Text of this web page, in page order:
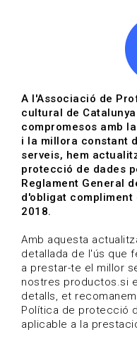
Vols estar al dia?
HOME / BLOG
Convocatòries,
A l'Associació de
cultural de Catalunya
compromesos amb
i la millora constant
serveis, hem
protecció de dades
Reglament General
d'obligat compliment
2018.
Amb aquesta
detallada de l'ús que
a prestar-te el millor
nostres productos.si
detalls, et
Política de protecció
aplicable a la